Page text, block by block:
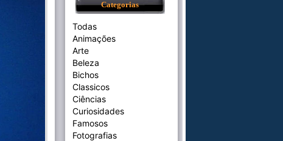
Categorias
Todas
Animações
Arte
Beleza
Bichos
Classicos
Ciências
Curiosidades
Famosos
Fotografias